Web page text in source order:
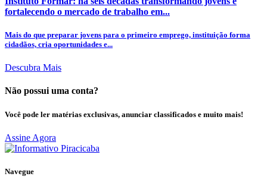
fortalecendo o mercado de trabalho em...
Mais do que preparar jovens para o primeiro emprego, instituição forma
cidadãos, cria oportunidades e...
Descubra Mais
Não possui uma conta?
Você pode ler matérias exclusivas, anunciar classificados e muito mais!
Assine Agora
Navegue